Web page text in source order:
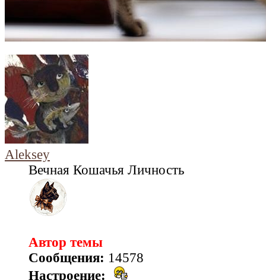
Aleksey
Вечная Кошачья Личность
Автор темы
Сообщения: 14578
Настроение: